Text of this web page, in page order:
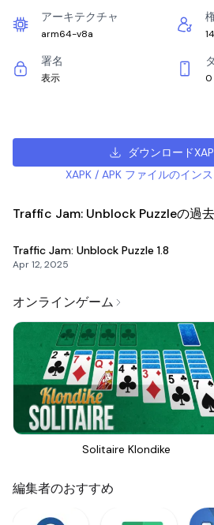
アーキテクチャ
arm64-v8a
署名
表示 0
ダウンロード
XAPK / APK ファイルのイン
Traffic Jam: Unblock Puzzleの過
Traffic Jam: Unblock Puzzle 1.8
Apr 12, 2025
オンラインゲーム
Solitaire Klondike
編集者のおすすめ